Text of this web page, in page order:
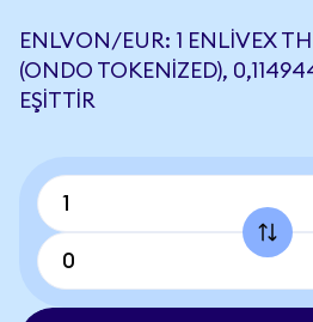
ENLVON/EUR: 1 ENLIVEX
(ONDO TOKENIZED),
EŞITTIR